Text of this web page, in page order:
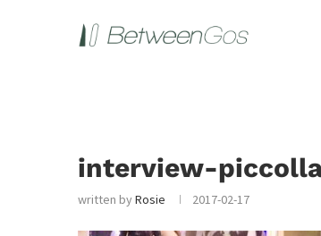
interview-
written byRosie 2017-02-17